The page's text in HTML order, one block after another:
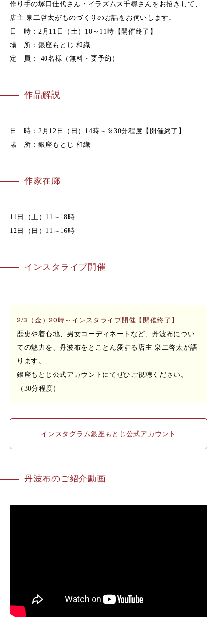
作り手の塚口佳代さん・イラズムス千尋さんをお招きして、
店主 泉二啓太がものづくりのお話をお伺いします。
日 時：2月11日（土）10～11時【開催終了】
場 所：銀座もとじ 和織
定 員： 40名様（無料・要予約）
作品解説
日 時：2月12日（日）14時～※30分程度【開催終了】
場 所：銀座もとじ 和織
作家在廊
11日（土）11～18時
12日（日）11～16時
インスタライブ開催
2/3（金）20時～インスタライブ開催【開催終了】
歴史や着心地、男女コーディネートなど、丹波布につい
ての魅力を、丹波布をとことん愛する店主 泉二啓太が語
ります。
銀座もとじ公式アカウントにてぜひご視聴ください。
（30分程度）
インスタグラム銀座もとじ公式アカウント
丹波布のご紹介動画